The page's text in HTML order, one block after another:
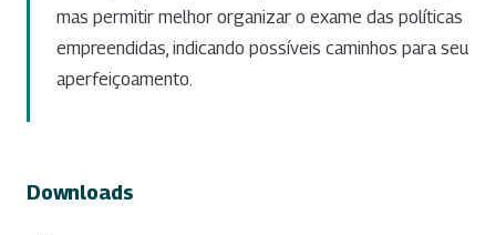
mas permitir melhor organizar o exame das políticas
empreendidas, indicando possíveis caminhos para seu
aperfeiçoamento.
Downloads